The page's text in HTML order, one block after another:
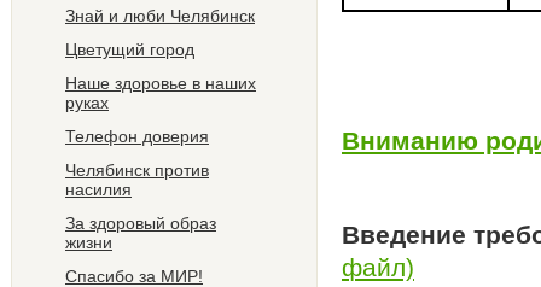
Знай и люби Челябинск
Цветущий город
Наше здоровье в наших
руках
Телефон доверия
Челябинск против
насилия
За здоровый образ
жизни
Спасибо за МИР!
Вниманию
Введение
файл)